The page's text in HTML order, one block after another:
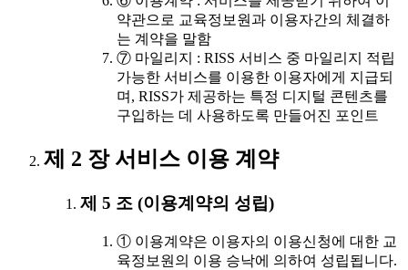
약관으로 교육정보원과 이용자간의 체결하
는 계약을 말함
⑦ 마일리지 : RISS 서비스 중 마일리지 적립
가능한 서비스를 이용한 이용자에게 지급되
며, RISS가 제공하는 특정 디지털 콘텐츠를
구입하는 데 사용하도록 만들어진 포인트
제 2 장 서비스 이용 계약
제 5 조 (이용계약의 성립)
① 이용계약은 이용자의 이용신청에 대한 교
육정보원의 이용 승낙에 의하여 성립됩니다.